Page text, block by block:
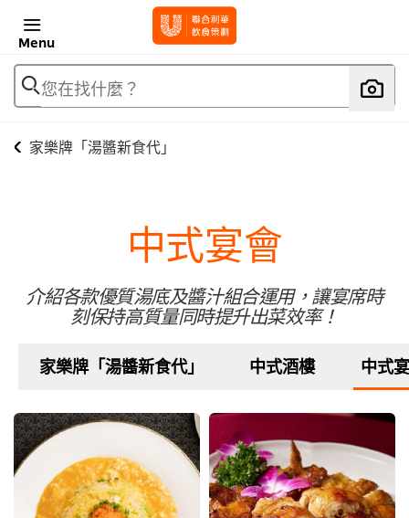
Menu
您在找什麼？
家樂牌「湯醬新食代」
中式宴會
介紹各款優質湯底及醬汁組合運用，讓宴席時
刻保持高質量同時提升出菜效率！
家樂牌「湯醬新食代」 中式酒樓 中式